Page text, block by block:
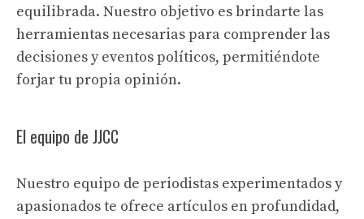
equilibrada. Nuestro objetivo es brindarte las
herramientas necesarias para comprender las
decisiones y eventos políticos, permitiéndote
forjar tu propia opinión.
El equipo de JJCC
Nuestro equipo de periodistas experimentados y
apasionados te ofrece artículos en profundidad,